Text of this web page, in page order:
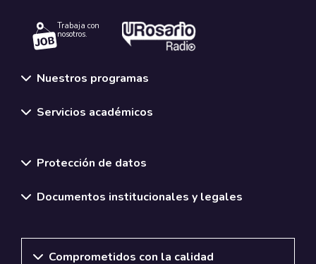
Trabaja con
nosotros.
Nuestros programas
Servicios académicos
Protección de datos
Documentos institucionales y legales
Comprometidos con la calidad